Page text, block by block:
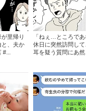
里帰り
と、夫か
「ねぇ…ところで
休日に突然訪問し
耳を疑う質問にあ然